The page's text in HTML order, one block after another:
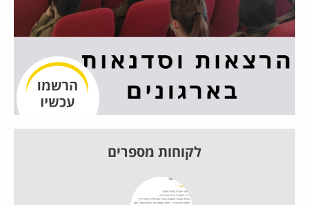
לקוחות מספרים